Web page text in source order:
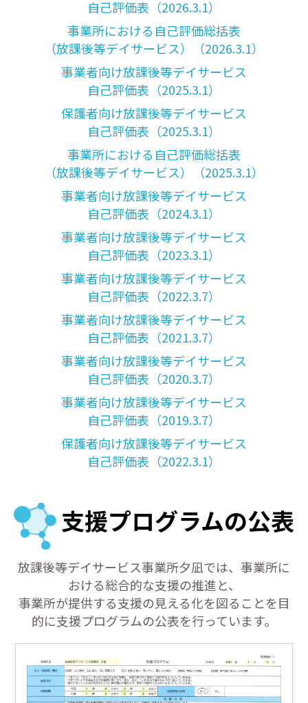
自己評価表（2026.3.1）
事業所における自己評価総括表
（放課後等デイサービス）（2026.3.1）
事業者向け放課後等デイサービス
自己評価表（2025.3.1）
保護者向け放課後等デイサービス
自己評価表（2025.3.1）
事業所における自己評価総括表
（放課後等デイサービス）（2025.3.1）
事業者向け放課後等デイサービス
自己評価表（2024.3.1）
事業者向け放課後等デイサービス
自己評価表（2023.3.1）
事業者向け放課後等デイサービス
自己評価表（2022.3.7）
事業者向け放課後等デイサービス
自己評価表（2021.3.7）
事業者向け放課後等デイサービス
自己評価表（2020.3.7）
事業者向け放課後等デイサービス
自己評価表（2019.3.7）
保護者向け放課後等デイサービス
自己評価表（2022.3.1）
支援プログラムの公表
放課後等デイサービス事業所夕凪では、事業所に
おける総合的な支援の推進と、
事業所が提供する支援の見える化を図ることを目
的に支援プログラムの公表を行っています。